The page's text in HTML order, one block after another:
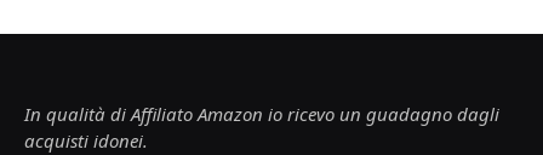
In qualità di Affiliato Amazon io ricevo un guadagno dagli
acquisti idonei.